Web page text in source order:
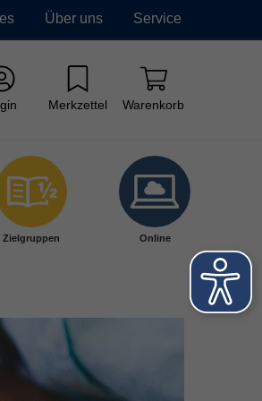
Über uns Service
Merkzettel Warenkorb
Zielgruppen Online